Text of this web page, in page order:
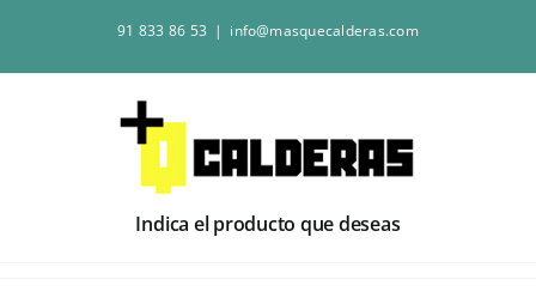
contenido
91 833 86 53 | info@masquecalderas.com
Indica el producto que deseas